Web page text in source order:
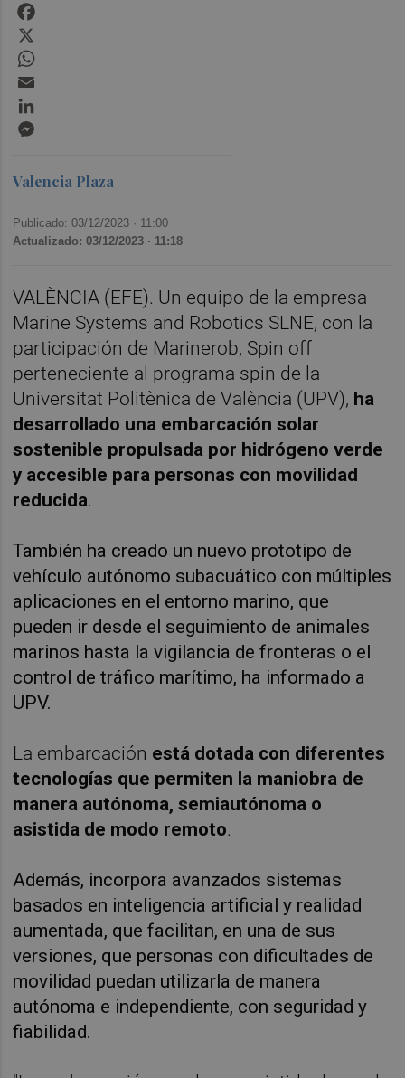
Valencia Plaza
Publicado: 03/12/2023 · 11:00
Actualizado: 03/12/2023 · 11:18
VALÈNCIA (EFE). Un equipo de la empresa
Marine Systems and Robotics SLNE, con la
participación de Marinerob, Spin off
perteneciente al programa spin de la
Universitat Politènica de València (UPV), ha
desarrollado una embarcación solar
sostenible propulsada por hidrógeno verde
y accesible para personas con movilidad
reducida.
También ha creado un nuevo prototipo de
vehículo autónomo subacuático con múltiples
aplicaciones en el entorno marino, que
pueden ir desde el seguimiento de animales
marinos hasta la vigilancia de fronteras o el
control de tráfico marítimo, ha informado a
UPV.
La embarcación está dotada con diferentes
tecnologías que permiten la maniobra de
manera autónoma, semiautónoma o
asistida de modo remoto.
Además, incorpora avanzados sistemas
basados en inteligencia artificial y realidad
aumentada, que facilitan, en una de sus
versiones, que personas con dificultades de
movilidad puedan utilizarla de manera
autónoma e independiente, con seguridad y
fiabilidad.